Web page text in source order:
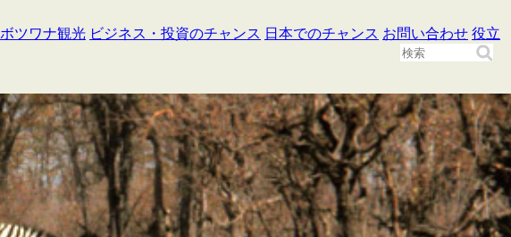
ボツワナ観光 ビジネス・投資のチャンス 日本でのチャンス お問い合わせ 役立